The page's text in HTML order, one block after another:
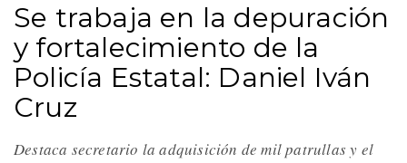
Se trabaja en la depuración
y fortalecimiento de la
Policía Estatal: Daniel Iván
Cruz
Destaca secretario la adquisición de mil patrullas y el